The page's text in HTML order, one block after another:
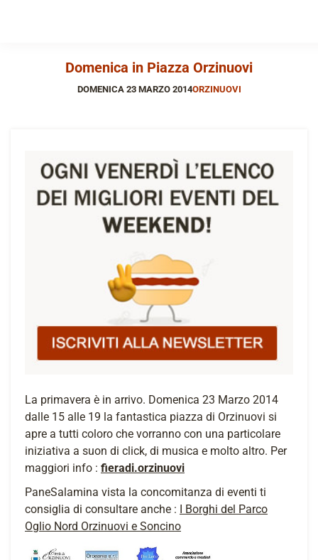
Domenica in Piazza Orzinuovi
DOMENICA 23 MARZO 2014ORZINUOVI
La primavera è in arrivo. Domenica 23 Marzo 2014
dalle 15 alle 19 la fantastica piazza di Orzinuovi si
apre a tutti coloro che vorranno con una particolare
iniziativa a suon di click, di musica e molto altro. Per
maggiori info : fieradi.orzinuovi
PaneSalamina vista la concomitanza di eventi ti
consiglia di consultare anche : I Borghi del Parco
Oglio Nord Orzinuovi e Soncino